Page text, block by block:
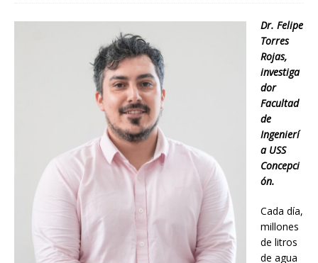
Dr. Felipe
Torres
Rojas,
investiga
dor
Facultad
de
Ingenierí
a USS
Concepci
ón.
Cada día,
millones
de litros
de agua